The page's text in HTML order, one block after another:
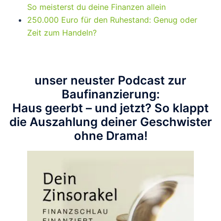
So meisterst du deine Finanzen allein
250.000 Euro für den Ruhestand: Genug oder
Zeit zum Handeln?
unser neuster Podcast zur
Baufinanzierung:
Haus geerbt – und jetzt? So klappt
die Auszahlung deiner Geschwister
ohne Drama!